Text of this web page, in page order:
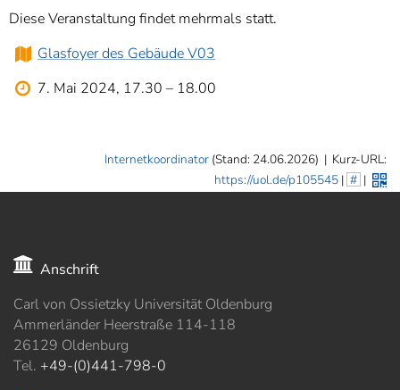
Diese Veranstaltung findet mehrmals statt.
Glasfoyer des Gebäude V03
7. Mai 2024, 17.30 – 18.00
Internetkoordinator (Stand: 24.06.2026) | Kurz-URL:
https://uol.de/p105545| # |
Anschrift
Carl von Ossietzky Universität Oldenburg
Ammerländer Heerstraße 114-118
26129 Oldenburg
Tel. +49-(0)441-798-0